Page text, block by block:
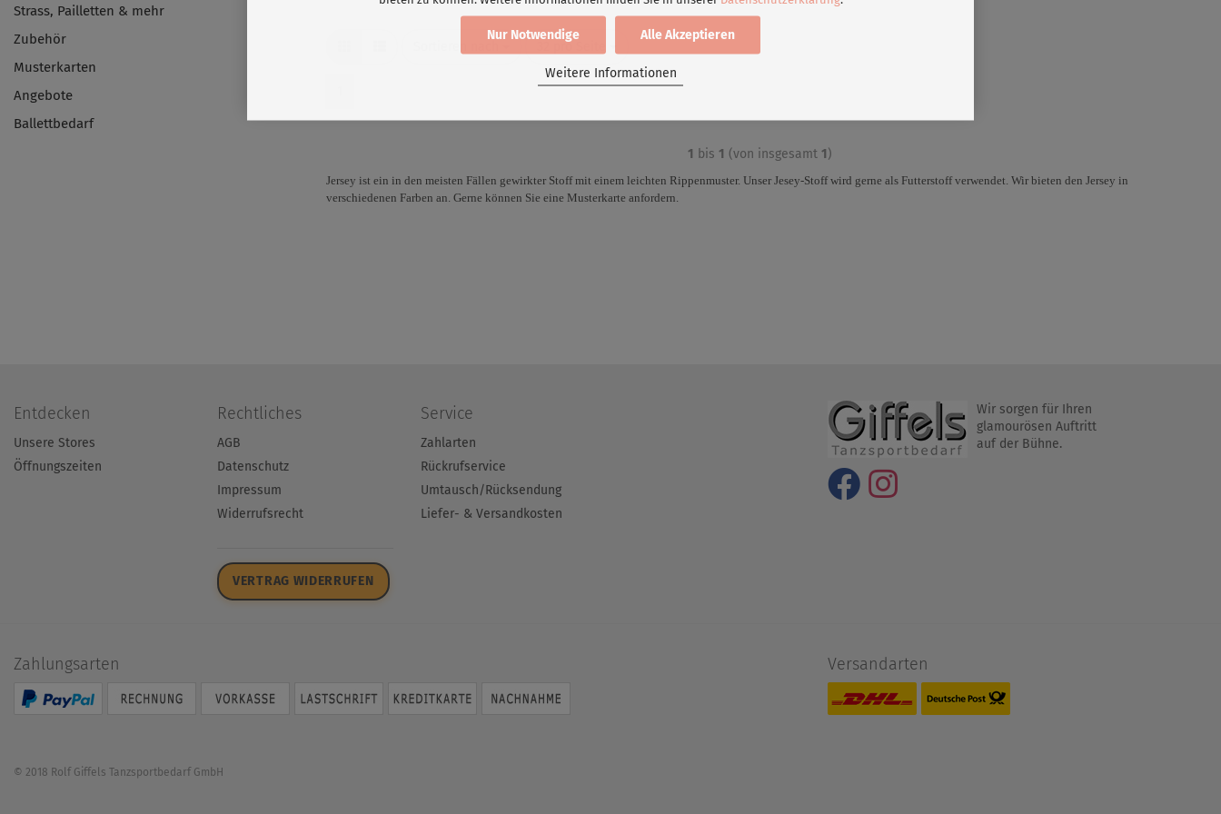
Alle Akzeptieren
Nur Notwendige
Weitere Informationen
32 pro Seite
1 bis 1 (von insgesamt 1)
Jersey ist ein in den meisten Fällen gewirkter Stoff mit einem leichten Rippenmuster. Unser Jesey-Stoff wird gerne als Futterstoff verwendet. Wir bieten den Jersey in
verschiedenen Farben an. Gerne können Sie eine Musterkarte anfordern.
Strass, Pailletten & mehr
Zubehör
Musterkarten
Angebote
Ballettbedarf
Entdecken
Unsere Stores
Öffnungszeiten
Rechtliches
AGB
Datenschutz
Impressum
Widerrufsrecht
VERTRAG WIDERRUFEN
Service
Zahlarten
Rückrufservice
Umtausch/Rücksendung
Liefer- & Versandkosten
Wir sorgen für Ihren
glamourösen Auftritt
auf der Bühne.
Zahlungsarten Versandarten
© 2018 Rolf Giffels Tanzsportbedarf GmbH